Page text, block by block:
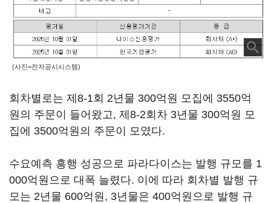
(사진=전자공시시스템)
회차별로는 제8-1회 2년물 300억원 모집에 3550억
원의 주문이 들어왔고, 제8-2회차 3년물 300억원 모
집에 3500억원의 주문이 모였다.
수요예측 흥행 성공으로 파라다이스는 발행 규모를 1
000억원으로 대폭 늘렸다. 이에 따라 회차별 발행 규
모는 2년물 600억원, 3년물은 400억원으로 발행 규